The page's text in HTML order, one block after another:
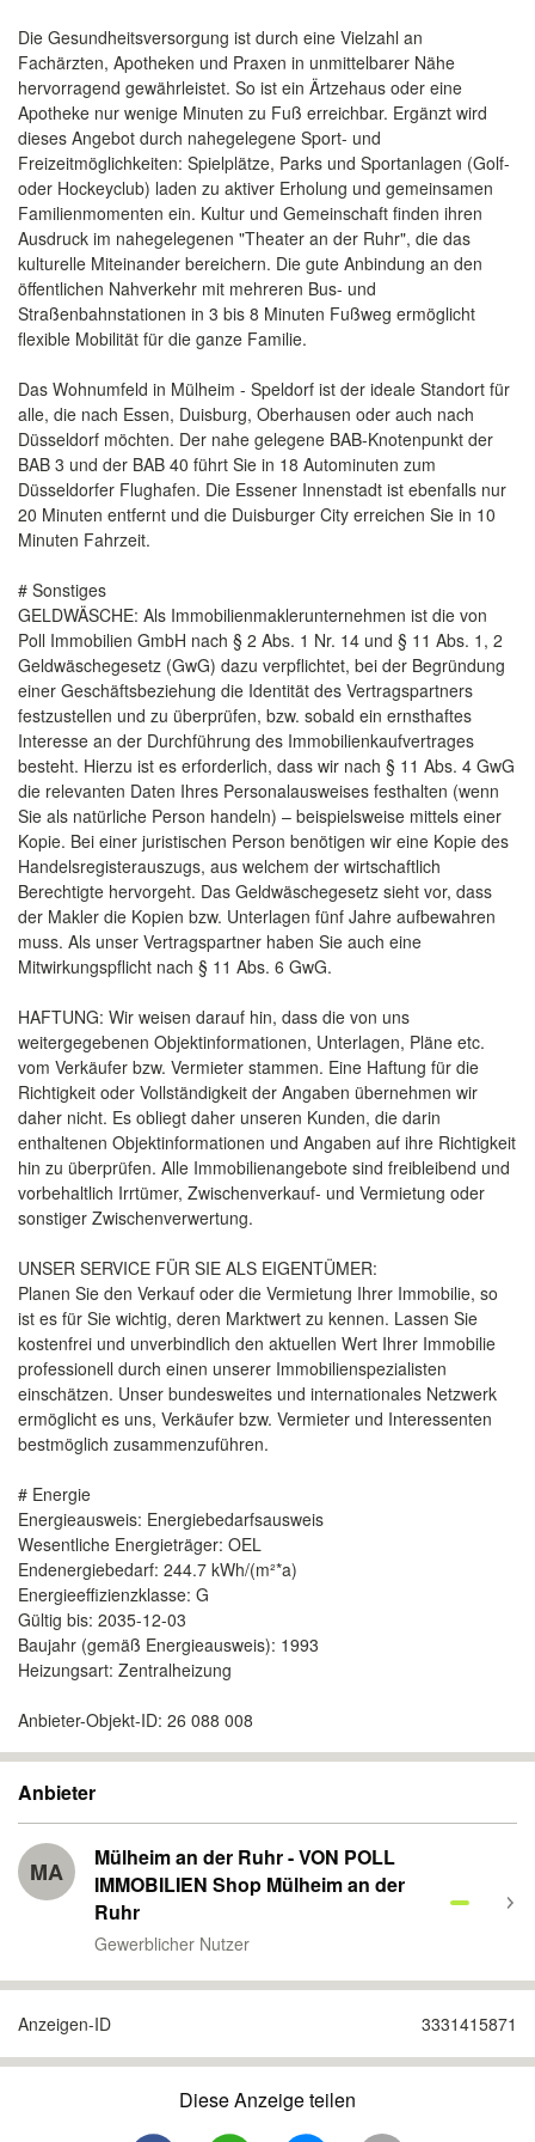
Die Gesundheitsversorgung ist durch eine Vielzahl an
Fachärzten, Apotheken und Praxen in unmittelbarer Nähe
hervorragend gewährleistet. So ist ein Ärtzehaus oder eine
Apotheke nur wenige Minuten zu Fuß erreichbar. Ergänzt wird
dieses Angebot durch nahegelegene Sport- und
Freizeitmöglichkeiten: Spielplätze, Parks und Sportanlagen (Golf-
oder Hockeyclub) laden zu aktiver Erholung und gemeinsamen
Familienmomenten ein. Kultur und Gemeinschaft finden ihren
Ausdruck im nahegelegenen "Theater an der Ruhr", die das
kulturelle Miteinander bereichern. Die gute Anbindung an den
öffentlichen Nahverkehr mit mehreren Bus- und
Straßenbahnstationen in 3 bis 8 Minuten Fußweg ermöglicht
flexible Mobilität für die ganze Familie.
Das Wohnumfeld in Mülheim - Speldorf ist der ideale Standort für
alle, die nach Essen, Duisburg, Oberhausen oder auch nach
Düsseldorf möchten. Der nahe gelegene BAB-Knotenpunkt der
BAB 3 und der BAB 40 führt Sie in 18 Autominuten zum
Düsseldorfer Flughafen. Die Essener Innenstadt ist ebenfalls nur
20 Minuten entfernt und die Duisburger City erreichen Sie in 10
Minuten Fahrzeit.
# Sonstiges
GELDWÄSCHE: Als Immobilienmaklerunternehmen ist die von
Poll Immobilien GmbH nach § 2 Abs. 1 Nr. 14 und § 11 Abs. 1, 2
Geldwäschegesetz (GwG) dazu verpflichtet, bei der Begründung
einer Geschäftsbeziehung die Identität des Vertragspartners
festzustellen und zu überprüfen, bzw. sobald ein ernsthaftes
Interesse an der Durchführung des Immobilienkaufvertrages
besteht. Hierzu ist es erforderlich, dass wir nach § 11 Abs. 4 GwG
die relevanten Daten Ihres Personalausweises festhalten (wenn
Sie als natürliche Person handeln) – beispielsweise mittels einer
Kopie. Bei einer juristischen Person benötigen wir eine Kopie des
Handelsregisterauszugs, aus welchem der wirtschaftlich
Berechtigte hervorgeht. Das Geldwäschegesetz sieht vor, dass
der Makler die Kopien bzw. Unterlagen fünf Jahre aufbewahren
muss. Als unser Vertragspartner haben Sie auch eine
Mitwirkungspflicht nach § 11 Abs. 6 GwG.
HAFTUNG: Wir weisen darauf hin, dass die von uns
weitergegebenen Objektinformationen, Unterlagen, Pläne etc.
vom Verkäufer bzw. Vermieter stammen. Eine Haftung für die
Richtigkeit oder Vollständigkeit der Angaben übernehmen wir
daher nicht. Es obliegt daher unseren Kunden, die darin
enthaltenen Objektinformationen und Angaben auf ihre Richtigkeit
hin zu überprüfen. Alle Immobilienangebote sind freibleibend und
vorbehaltlich Irrtümer, Zwischenverkauf- und Vermietung oder
sonstiger Zwischenverwertung.
UNSER SERVICE FÜR SIE ALS EIGENTÜMER:
Planen Sie den Verkauf oder die Vermietung Ihrer Immobilie, so
ist es für Sie wichtig, deren Marktwert zu kennen. Lassen Sie
kostenfrei und unverbindlich den aktuellen Wert Ihrer Immobilie
professionell durch einen unserer Immobilienspezialisten
einschätzen. Unser bundesweites und internationales Netzwerk
ermöglicht es uns, Verkäufer bzw. Vermieter und Interessenten
bestmöglich zusammenzuführen.
# Energie
Energieausweis: Energiebedarfsausweis
Wesentliche Energieträger: OEL
Endenergiebedarf: 244.7 kWh/(m²*a)
Energieeffizienzklasse: G
Gültig bis: 2035-12-03
Baujahr (gemäß Energieausweis): 1993
Heizungsart: Zentralheizung
Anbieter-Objekt-ID: 26 088 008
Anbieter
MA
Mülheim an der Ruhr - VON POLL
IMMOBILIEN Shop Mülheim an der
Ruhr
Gewerblicher Nutzer
Anzeigen-ID 3331415871
Diese Anzeige teilen